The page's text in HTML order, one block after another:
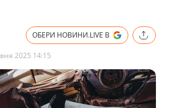
ОБЕРИ НОВИНИ.LIVE В
2025 14:15